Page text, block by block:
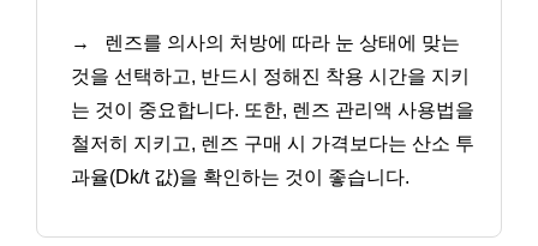
→
렌즈를 의사의 처방에 따라 눈 상태에 맞는
것을 선택하고, 반드시 정해진 착용 시간을 지키
는 것이 중요합니다. 또한, 렌즈 관리액 사용법을
철저히 지키고, 렌즈 구매 시 가격보다는 산소 투
과율(Dk/t 값)을 확인하는 것이 좋습니다.